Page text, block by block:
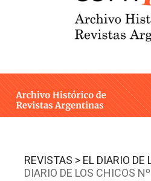
ESTUDIOS CRÍTICOS
INTEGRANTES
CONTACTO
REVISTAS > EL DIARIO DE
DIARIO DE LOS CHICOS